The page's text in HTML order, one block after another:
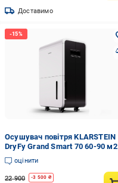
Доставимо
Осушувач повітря KLARSTEIN
DryFy Grand Smart 70 60-90 м2
70 літрів/24 години (10045545)
оцінити
22 900 -3 500 ₴